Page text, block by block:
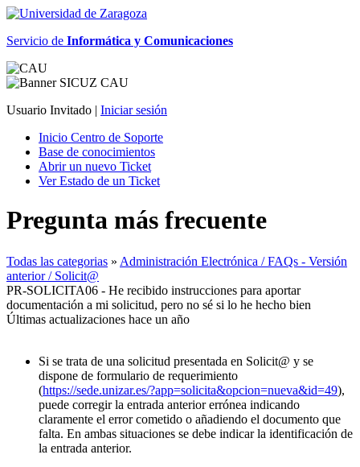
Servicio de Informática y Comunicaciones
Usuario Invitado | Iniciar sesión
Inicio Centro de Soporte
Base de conocimientos
Abrir un nuevo Ticket
Ver Estado de un Ticket
Pregunta más frecuente
Todas las categorias » Administración Electrónica / FAQs - Versión
anterior / Solicit@
PR-SOLICITA06 - He recibido instrucciones para aportar
documentación a mi solicitud, pero no sé si lo he hecho bien
Últimas actualizaciones hace un año
Si se trata de una solicitud presentada en Solicit@ y se
dispone de formulario de requerimiento
(https://sede.unizar.es/?app=solicita&opcion=nueva&id=49),
puede corregir la entrada anterior errónea indicando
claramente el error cometido o añadiendo el documento que
falta. En ambas situaciones se debe indicar la identificación de
la entrada anterior.